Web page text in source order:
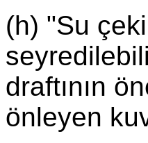
(h) "Su
draftının
önleyen